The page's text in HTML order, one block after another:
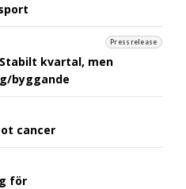
Pressrelease
kvartal, men
byggande
cancer
för